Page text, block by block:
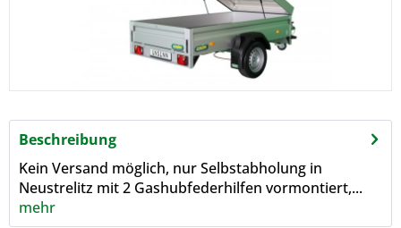
Beschreibung
Kein Versand möglich, nur Selbstabholung in
Neustrelitz mit 2 Gashubfederhilfen vormontiert,...
mehr